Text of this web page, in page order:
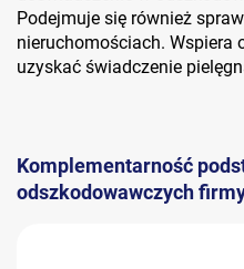
Podejmuje się również
nieruchomościach. Wspiera
uzyskać świadczenie
Komplementarność
odszkodowawczych